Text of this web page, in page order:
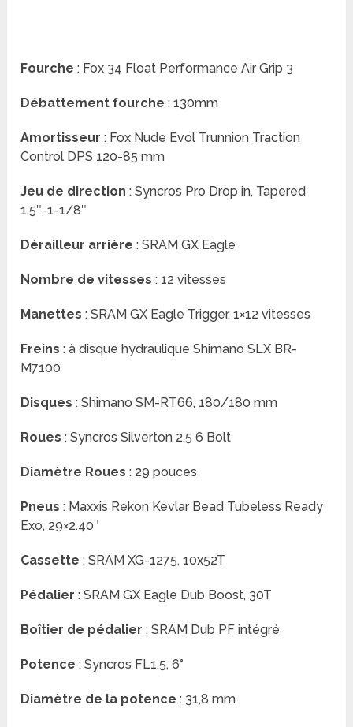
Fourche : Fox 34 Float Performance Air Grip 3
Débattement fourche : 130mm
Amortisseur : Fox Nude Evol Trunnion Traction
Control DPS 120-85 mm
Jeu de direction : Syncros Pro Drop in, Tapered
1.5″-1-1/8″
Dérailleur arrière : SRAM GX Eagle
Nombre de vitesses : 12 vitesses
Manettes : SRAM GX Eagle Trigger, 1×12 vitesses
Freins : à disque hydraulique Shimano SLX BR-
M7100
Disques : Shimano SM-RT66, 180/180 mm
Roues : Syncros Silverton 2.5 6 Bolt
Diamètre Roues : 29 pouces
Pneus : Maxxis Rekon Kevlar Bead Tubeless Ready
Exo, 29×2.40″
Cassette : SRAM XG-1275, 10x52T
Pédalier : SRAM GX Eagle Dub Boost, 30T
Boîtier de pédalier : SRAM Dub PF intégré
Potence : Syncros FL1.5, 6°
Diamètre de la potence : 31,8 mm